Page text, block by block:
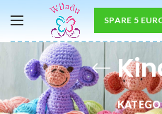
SPARE 5